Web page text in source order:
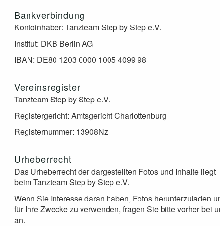
Bankverbindung
Kontoinhaber: Tanzteam Step by Step e.V.
Institut: DKB Berlin AG
IBAN: DE80 1203 0000 1005 4099 98
Vereinsregister
Tanzteam Step by Step e.V.
Registergericht: Amtsgericht Charlottenburg
Registernummer: 13908Nz
Urheberrecht
Das Urheberrecht der dargestellten Fotos und Inhalte liegt
beim Tanzteam Step by Step e.V.
Wenn Sie Interesse daran haben, Fotos herunterzuladen
für Ihre Zwecke zu verwenden, fragen Sie bitte vorher bei
an.